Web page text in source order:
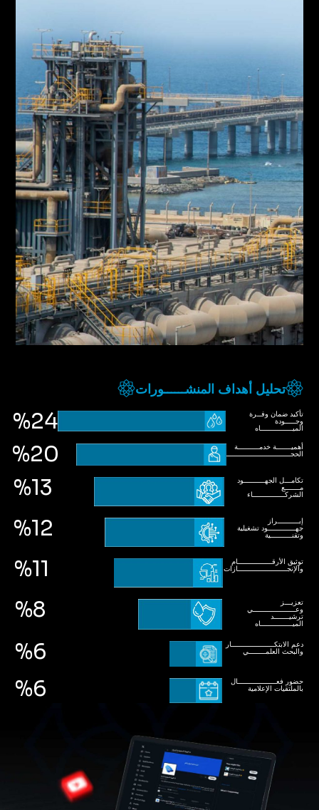
تحليل أهداف المنشــــــورات
تأكيد ضمان وفــرة
وجـــــودة
الميـــــــــــــــاه
%24
أهميـــــــة خدمــــــــــة
الحجــــــــــــــــــــــــــــــــاج
%20
تكامـــل الجهــــــــــود
مـــــــع
الشركـــــــــــــــاء
%13
إبــــــــــراز
جهـــــــــــــود تشغيلية
وتقنــــــــــية
%12
توثيق الأرقــــــــــــــــام
والإنجـــــــــــــــــــــــازات
%11
تعزيـــز
وعــــــــــــــــــــي
ترشيـــــــد
الميـــــــــــــــاه
%8
دعم الابتكــــــــــــــــــــار
والبحث العلمــــــــي
%6
حضور فعــــــــــــــــــال
بالملتقيات الإعلامية
%6